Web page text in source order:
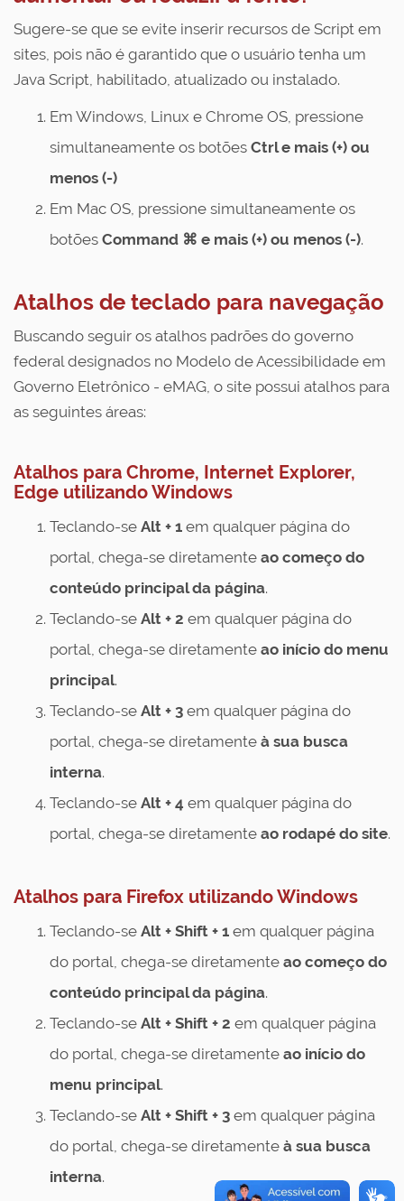
Sugere-se que se evite inserir recursos de Script em
sites, pois não é garantido que o usuário tenha um
Java Script, habilitado, atualizado ou instalado.
Em Windows, Linux e Chrome OS, pressione
simultaneamente os botões Ctrl e mais (+) ou
menos (-)
Em Mac OS, pressione simultaneamente os
botões Command ⌘ e mais (+) ou menos (-).
Atalhos de teclado para navegação
Buscando seguir os atalhos padrões do governo
federal designados no Modelo de Acessibilidade em
Governo Eletrônico - eMAG, o site possui atalhos para
as seguintes áreas:
Atalhos para Chrome, Internet Explorer,
Edge utilizando Windows
Teclando-se Alt + 1 em qualquer página do
portal, chega-se diretamente ao começo do
conteúdo principal da página.
Teclando-se Alt + 2 em qualquer página do
portal, chega-se diretamente ao início do menu
principal.
Teclando-se Alt + 3 em qualquer página do
portal, chega-se diretamente à sua busca
interna.
Teclando-se Alt + 4 em qualquer página do
portal, chega-se diretamente ao rodapé do site.
Atalhos para Firefox utilizando Windows
Teclando-se Alt + Shift + 1 em qualquer página
do portal, chega-se diretamente ao começo do
conteúdo principal da página.
Teclando-se Alt + Shift + 2 em qualquer página
do portal, chega-se diretamente ao início do
menu principal.
Teclando-se Alt + Shift + 3 em qualquer página
do portal, chega-se diretamente à sua busca
interna.